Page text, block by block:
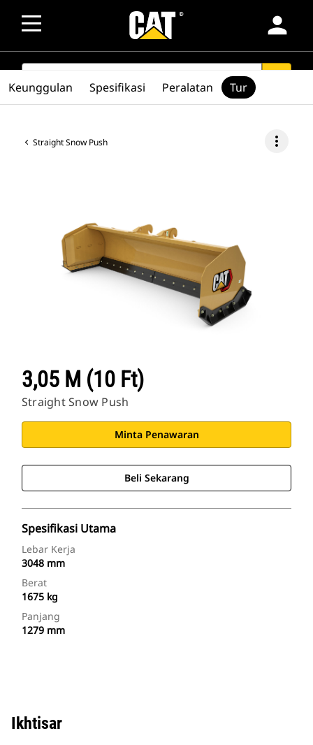
person
SEARCH
Straight Snow Push more_vert
3,05 M (10 Ft)
Straight Snow Push
Minta Penawaran
Beli Sekarang
Spesifikasi Utama
Lebar Kerja
3048 mm
Berat
1675 kg
Panjang
1279 mm
Keunggulan Spesifikasi Peralatan Tur
Ikhtisar